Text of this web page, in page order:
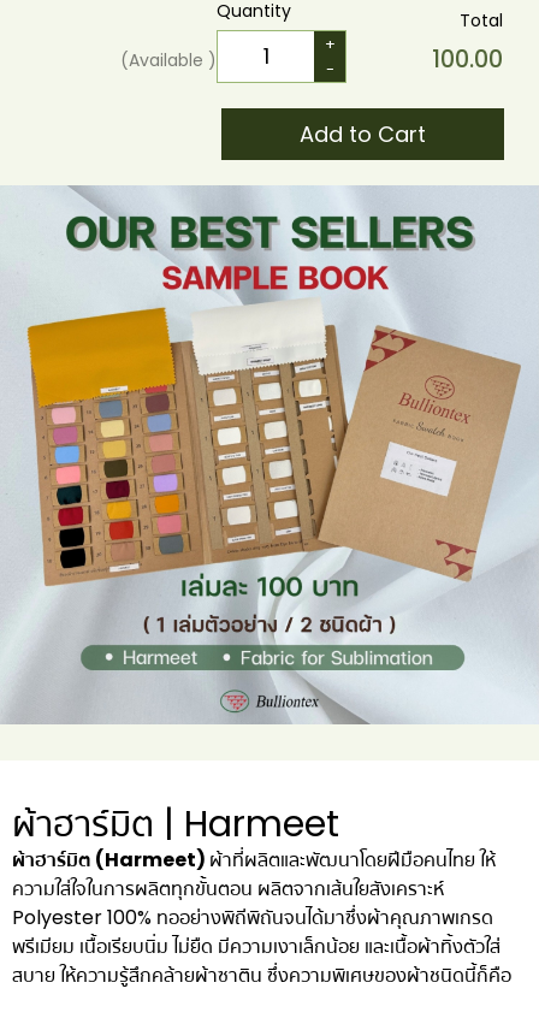
(Available )
Quantity
+
-
Total
100.00
Add to Cart
ผ้าฮาร์มิต | Harmeet
ผ้าฮาร์มิต (Harmeet) ผ้าที่ผลิตและพัฒนาโดยฝีมือคนไทย ให้
ความใส่ใจในการผลิตทุกขั้นตอน ผลิตจากเส้นใยสังเคราะห์
Polyester 100% ทออย่างพิถีพิถันจนได้มาซึ่งผ้าคุณภาพเกรด
พรีเมียม เนื้อเรียบนิ่ม ไม่ยืด มีความเงาเล็กน้อย และเนื้อผ้าทิ้งตัวใส่
สบาย ให้ความรู้สึกคล้ายผ้าซาติน ซึ่งความพิเศษของผ้าชนิดนี้ก็คือ